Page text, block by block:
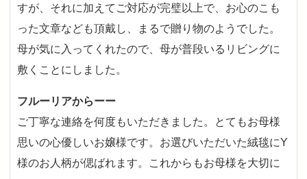
すが、それに加えてご対応が完璧以上で、お心のこも
った文章なども頂戴し、まるで贈り物のようでした。
母が気に入ってくれたので、母が普段いるリビングに
敷くことにしました。
フルーリアからーー
ご丁寧な連絡を何度もいただきました。とてもお母様
思いの心優しいお嬢様です。お選びいただいた絨毯にY
様のお人柄が偲ばれます。これからもお母様を大切に